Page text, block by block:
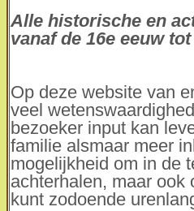
Alle historische en
vanaf de 16e eeuw
Op deze website van
veel
bezoeker input kan
familie alsmaar meer
mogelijkheid om in de
achterhalen, maar ook
kunt zodoende